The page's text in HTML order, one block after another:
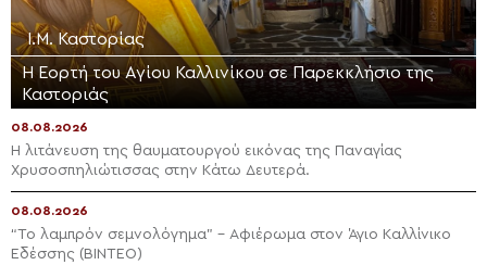
Ι.Μ. Καστορίας
Η Εορτή του Αγίου Καλλινίκου σε Παρεκκλήσιο της
Καστοριάς
08.08.2026
Η λιτάνευση της θαυματουργού εικόνας της Παναγίας
Χρυσοσπηλιώτισσας στην Κάτω Δευτερά.
08.08.2026
“Το λαμπρόν σεμνολόγημα” – Αφιέρωμα στον Άγιο Καλλίνικο
Εδέσσης (ΒΙΝΤΕΟ)